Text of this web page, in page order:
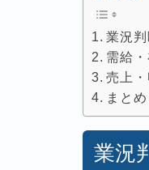
業況判
需給
売上
まとめ
業況